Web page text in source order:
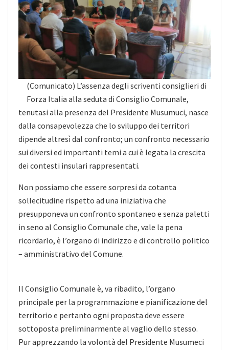
(Comunicato) L’assenza degli scriventi consiglieri di
Forza Italia alla seduta di Consiglio Comunale,
tenutasi alla presenza del Presidente Musumuci, nasce
dalla consapevolezza che lo sviluppo dei territori
dipende altresì dal confronto; un confronto necessario
sui diversi ed importanti temi a cui è legata la crescita
dei contesti insulari rappresentati.
Non possiamo che essere sorpresi da cotanta
sollecitudine rispetto ad una iniziativa che
presupponeva un confronto spontaneo e senza paletti
in seno al Consiglio Comunale che, vale la pena
ricordarlo, è l’organo di indirizzo e di controllo politico
– amministrativo del Comune.
Il Consiglio Comunale è, va ribadito, l’organo
principale per la programmazione e pianificazione del
territorio e pertanto ogni proposta deve essere
sottoposta preliminarmente al vaglio dello stesso.
Pur apprezzando la volontà del Presidente Musumeci